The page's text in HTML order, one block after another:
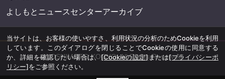
よしもとニュースセンターアーカイブ
©YOSHIMOTO KOGYO, All Rights Reserved.
当サイトは、お客様の使いやすさ、利用状況の分析のためCookieを利用
しています。このダイアログを閉じることでCookieの使用に同意する
か、詳細を確認したい場合は、[Cookieの設定]または[プライバシーポ
リシー]をご参照ください。